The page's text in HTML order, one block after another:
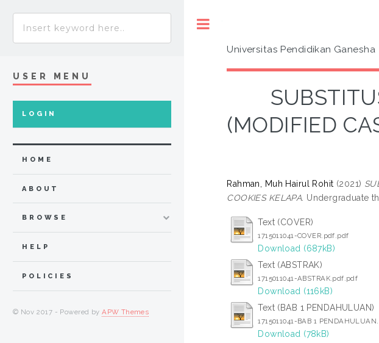
Universitas Pendidikan Ganesha
(MODIFIED
Rahman, Muh Hairul Rohit (2021)
COOKIES KELAPA. Undergraduate
Text (COVER)
1715011041-COVER.pdf.pdf
Download (687kB)
Text (ABSTRAK)
1715011041-ABSTRAK.pdf.pdf
Download (116kB)
Text (BAB 1 PENDAHULUAN)
1715011041-BAB 1
Download (78kB)
USER MENU
LOGIN
HOME
ABOUT
BROWSE
HELP
POLICIES
© Nov 2017 - Powered byAPW Themes